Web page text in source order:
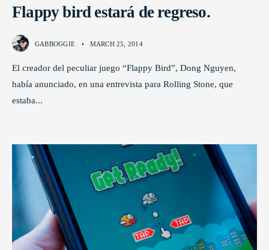
Flappy bird estará de regreso.
GABBOGGIE • MARCH 25, 2014
El creador del peculiar juego “Flappy Bird”, Dong Nguyen,
había anunciado, en una entrevista para Rolling Stone, que
estaba...